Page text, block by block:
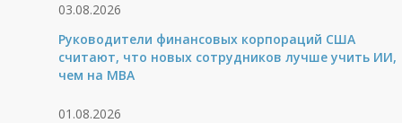
03.08.2026
Руководители финансовых корпораций США
считают, что новых сотрудников лучше учить ИИ,
чем на МВА
01.08.2026